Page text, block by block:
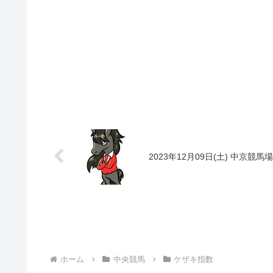
2023年12月09日(土) 中京競馬
ホーム 中央競馬 ケザキ指数